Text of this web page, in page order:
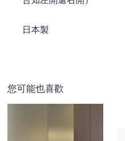
日本製
您可能也喜歡